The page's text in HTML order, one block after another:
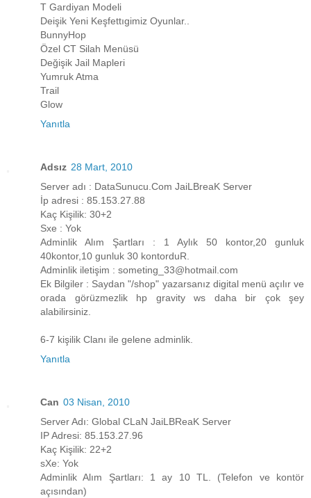
T Gardiyan Modeli
Deişik Yeni Keşfettıgimiz Oyunlar..
BunnyHop
Özel CT Silah Menüsü
Değişik Jail Mapleri
Yumruk Atma
Trail
Glow
Yanıtla
Adsız 28 Mart, 2010
Server adı : DataSunucu.Com JaiLBreaK Server
İp adresi : 85.153.27.88
Kaç Kişilik: 30+2
Sxe : Yok
Adminlik Alım Şartları : 1 Aylık 50 kontor,20 gunluk
40kontor,10 gunluk 30 kontorduR.
Adminlik iletişim : someting_33@hotmail.com
Ek Bilgiler : Saydan "/shop" yazarsanız digital menü açılır ve
orada görüzmezlik hp gravity ws daha bir çok şey
alabilirsiniz.
6-7 kişilik Clanı ile gelene adminlik.
Yanıtla
Can 03 Nisan, 2010
Server Adı: Global CLaN JaiLBReaK Server
IP Adresi: 85.153.27.96
Kaç Kişilik: 22+2
sXe: Yok
Adminlik Alım Şartları: 1 ay 10 TL. (Telefon ve kontör
açısından)